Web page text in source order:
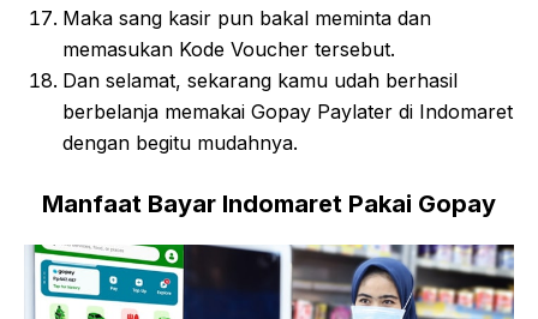
Maka sang kasir pun bakal meminta dan
memasukan Kode Voucher tersebut.
Dan selamat, sekarang kamu udah berhasil
berbelanja memakai Gopay Paylater di Indomaret
dengan begitu mudahnya.
Manfaat Bayar Indomaret Pakai Gopay